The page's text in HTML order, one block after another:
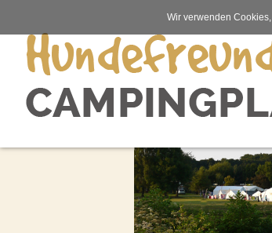
Wir verwenden